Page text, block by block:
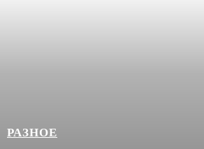
РАЗНОЕ